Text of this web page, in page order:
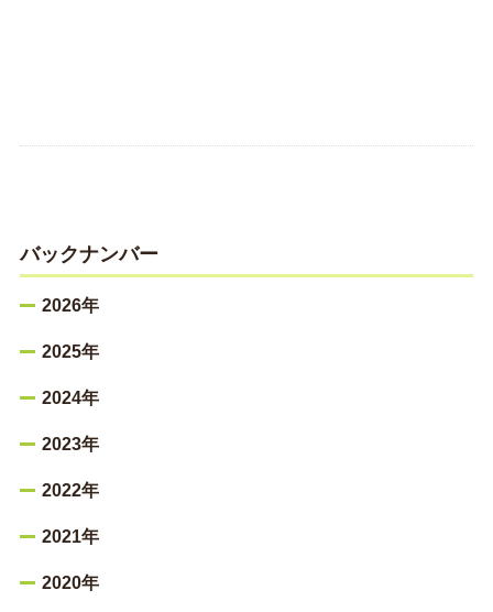
バックナンバー
2026年
2025年
2024年
2023年
2022年
2021年
2020年